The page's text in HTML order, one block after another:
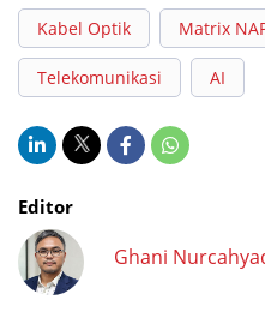
Kabel Optik Matrix
Telekomunikasi AI
Editor
Ghani